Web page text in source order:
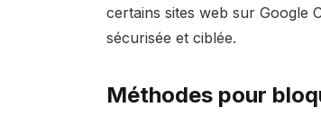
certains sites web sur Google
sécurisée et ciblée.
Méthodes pour